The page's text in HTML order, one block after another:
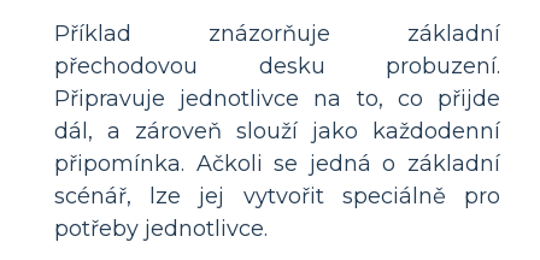
Příklad znázorňuje základní
přechodovou desku probuzení.
Připravuje jednotlivce na to, co přijde
dál, a zároveň slouží jako každodenní
připomínka. Ačkoli se jedná o základní
scénář, lze jej vytvořit speciálně pro
potřeby jednotlivce.